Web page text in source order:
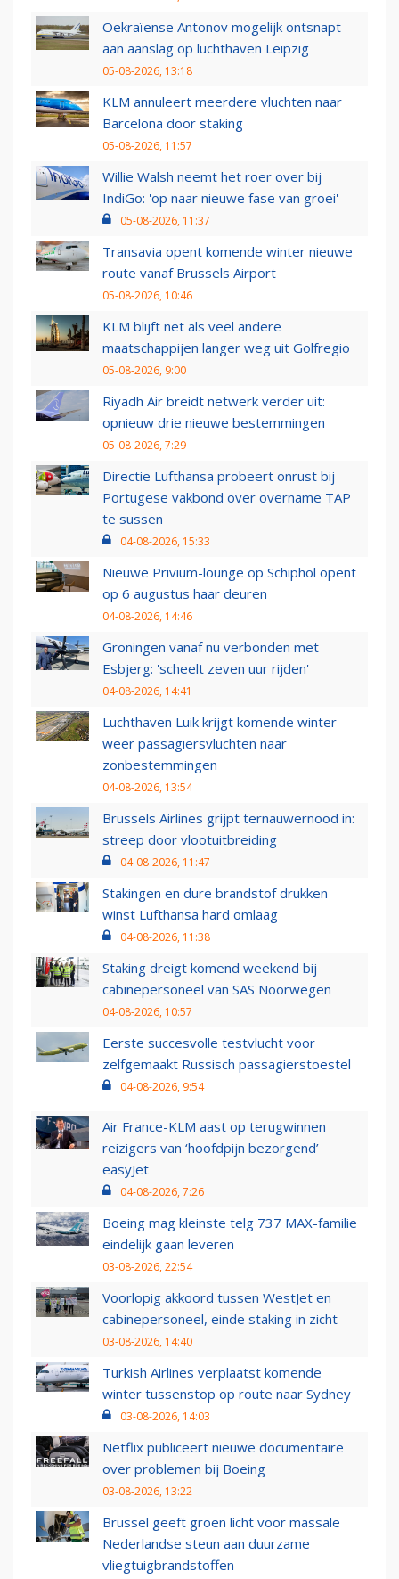
Oekraïense Antonov mogelijk ontsnapt
aan aanslag op luchthaven Leipzig
05-08-2026, 13:18
KLM annuleert meerdere vluchten naar
Barcelona door staking
05-08-2026, 11:57
Willie Walsh neemt het roer over bij
IndiGo: 'op naar nieuwe fase van groei'
05-08-2026, 11:37
Transavia opent komende winter nieuwe
route vanaf Brussels Airport
05-08-2026, 10:46
KLM blijft net als veel andere
maatschappijen langer weg uit Golfregio
05-08-2026, 9:00
Riyadh Air breidt netwerk verder uit:
opnieuw drie nieuwe bestemmingen
05-08-2026, 7:29
Directie Lufthansa probeert onrust bij
Portugese vakbond over overname TAP
te sussen
04-08-2026, 15:33
Nieuwe Privium-lounge op Schiphol opent
op 6 augustus haar deuren
04-08-2026, 14:46
Groningen vanaf nu verbonden met
Esbjerg: 'scheelt zeven uur rijden'
04-08-2026, 14:41
Luchthaven Luik krijgt komende winter
weer passagiersvluchten naar
zonbestemmingen
04-08-2026, 13:54
Brussels Airlines grijpt ternauwernood in:
streep door vlootuitbreiding
04-08-2026, 11:47
Stakingen en dure brandstof drukken
winst Lufthansa hard omlaag
04-08-2026, 11:38
Staking dreigt komend weekend bij
cabinepersoneel van SAS Noorwegen
04-08-2026, 10:57
Eerste succesvolle testvlucht voor
zelfgemaakt Russisch passagierstoestel
04-08-2026, 9:54
Air France-KLM aast op terugwinnen
reizigers van ‘hoofdpijn bezorgend’
easyJet
04-08-2026, 7:26
Boeing mag kleinste telg 737 MAX-familie
eindelijk gaan leveren
03-08-2026, 22:54
Voorlopig akkoord tussen WestJet en
cabinepersoneel, einde staking in zicht
03-08-2026, 14:40
Turkish Airlines verplaatst komende
winter tussenstop op route naar Sydney
03-08-2026, 14:03
Netflix publiceert nieuwe documentaire
over problemen bij Boeing
03-08-2026, 13:22
Brussel geeft groen licht voor massale
Nederlandse steun aan duurzame
vliegtuigbrandstoffen